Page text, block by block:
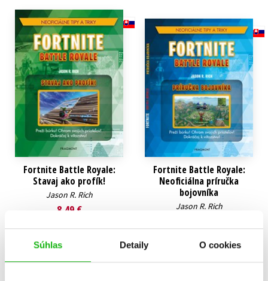
Súhlas Detaily O cookies
Technické vedy
Učebnice
Umenie a kultúra
Výchova a pedagogika
Young adult
Young adult (SK)
Zdravie a životný štýl
Všetky tituly
Fortnite Battle Royale:
Stavaj ako profík!
Jason R. Rich
8,49 €
Fortnite Battle Royale:
Neoficiálna príručka
bojovníka
Jason R. Rich
Do košíka